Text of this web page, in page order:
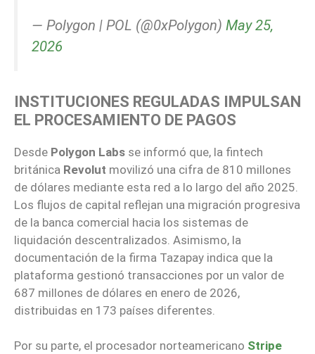
— Polygon | POL (@0xPolygon) May 25,
2026
INSTITUCIONES REGULADAS IMPULSAN
EL PROCESAMIENTO DE PAGOS
Desde Polygon Labs se informó que, la fintech
británica Revolut movilizó una cifra de 810 millones
de dólares mediante esta red a lo largo del año 2025.
Los flujos de capital reflejan una migración progresiva
de la banca comercial hacia los sistemas de
liquidación descentralizados. Asimismo, la
documentación de la firma Tazapay indica que la
plataforma gestionó transacciones por un valor de
687 millones de dólares en enero de 2026,
distribuidas en 173 países diferentes.
Por su parte, el procesador norteamericano Stripe